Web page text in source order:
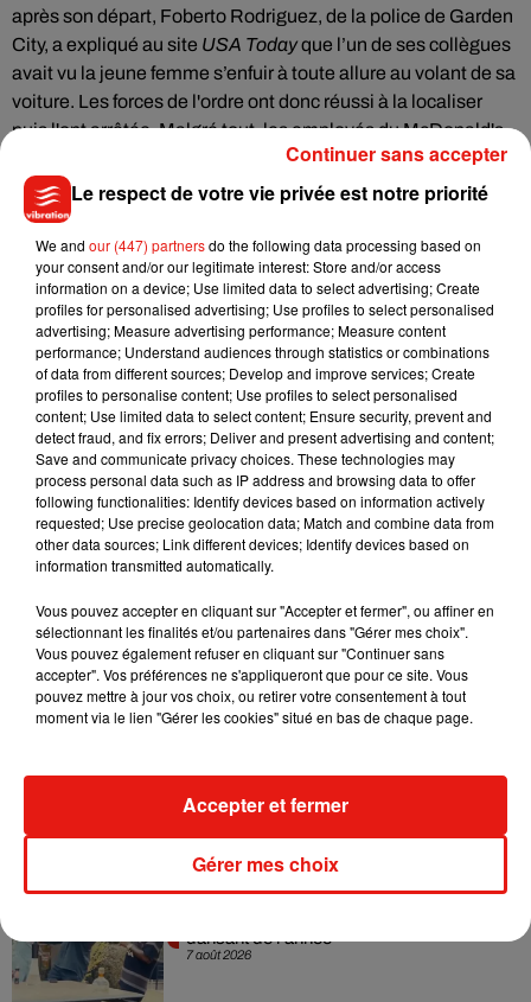
après son départ, Foberto Rodriguez, de la police de Garden
City, a expliqué au site USA Todayque l’un de ses collègues
avait vu la jeune femme s’enfuir à toute allure au volant de sa
voiture. Les forces de l'ordre ont donc réussi à la localiser
puis l'ont arrêtée. Malgré tout, les employés du McDonald's
restent sous le choc. L'une d'entre eux confie que la cliente
furieuse voulait en découdre. "Elle avait l'air prête à s'en
servir", continue l'employée, qui ne se sent plus du tout en
sécurité sur son lieu de travail :"J'ai peur pour ma vie, ma
famille a peur pour moi".
Lillian Shantel Tarver a été incarcérée à la prison du comté
de Chatham, sans possibilité d’être libérée sous caution. Elle
a notamment été inculpée de vol aggravé avec usage d’une
arme à feu.
Musique
7 août 2026
dans son nouveau clip
7 août 2026
Sensation » avec Kylie Minogue
7 août 2026
dansant de l’année
Le respect de votre vie privée est notre priorité
We and our (447) partnersdo the following data processing based on
your consent and/or our legitimate interest: Store and/or access
information on a device; Use limited data to select advertising; Create
profiles for personalised advertising; Use profiles to select personalised
advertising; Measure advertising performance; Measure content
performance; Understand audiences through statistics or combinations
of data from different sources; Develop and improve services; Create
profiles to personalise content; Use profiles to select personalised
content; Use limited data to select content; Ensure security, prevent and
detect fraud, and fix errors; Deliver and present advertising and content;
Save and communicate privacy choices. These technologies may
process personal data such as IP address and browsing data to offer
following functionalities: Identify devices based on information actively
requested; Use precise geolocation data; Match and combine data from
other data sources; Link different devices; Identify devices based on
information transmitted automatically.
Vous pouvez accepter en cliquant sur "Accepter et fermer", ou affiner en
sélectionnant les finalités et/ou partenaires dans "Gérer mes choix".
Vous pouvez également refuser en cliquant sur "Continuer sans
accepter". Vos préférences ne s'appliqueront que pour ce site. Vous
pouvez mettre à jour vos choix, ou retirer votre consentement à tout
moment via le lien "Gérer les cookies" situé en bas de chaque page.
Gérer mes choix
Accepter et fermer
Continuer sans accepter